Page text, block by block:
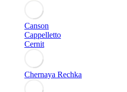
Canson
Cappelletto
Cernit
Chernaya Rechka